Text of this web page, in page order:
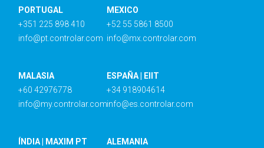
PORTUGAL
+351 225 898 410
info@pt.controlar.com
MEXICO
+52 55 5861 8500
info@mx.controlar.com
MALASIA
+60 42976778
info@my.controlar.com
ESPAÑA | EIIT
+34 918904614
info@es.controlar.com
ÍNDIA | MAXIM PT
ALEMANIA